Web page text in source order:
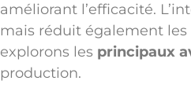
améliorant l’efficacité.
mais réduit également
explorons les principaux
production.